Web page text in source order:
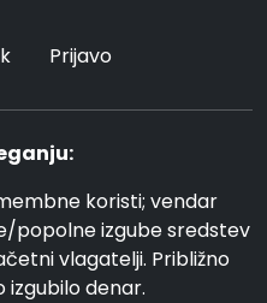
Prijavo
koristi; vendar
popolne izgube sredstev
vlagatelji. Približno
denar.